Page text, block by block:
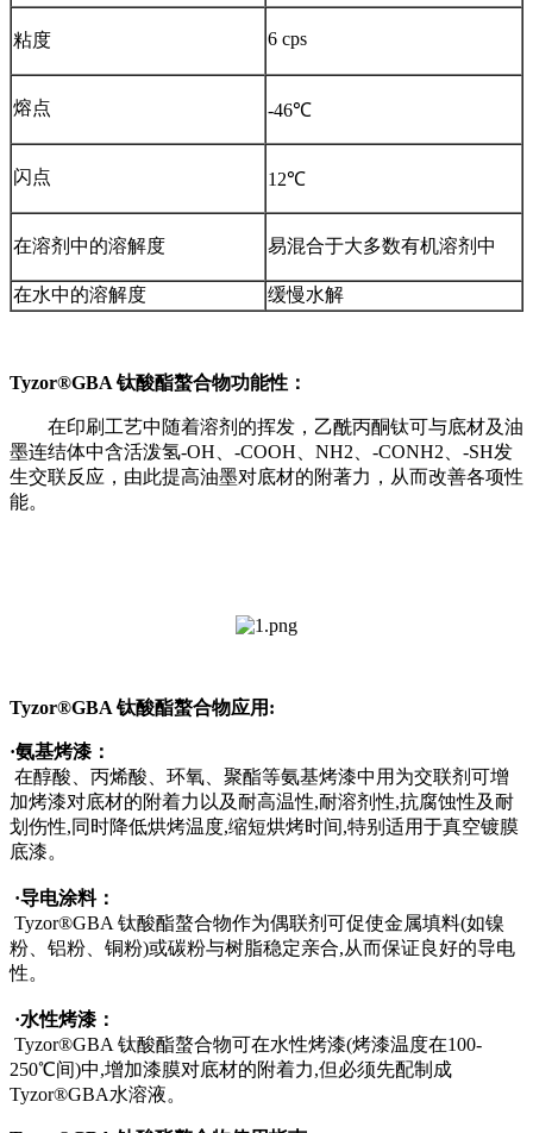
粘度 6 cps
熔点 -46℃
闪点 12℃
在溶剂中的溶解度 易混合于大多数有机溶剂中
在水中的溶解度 缓慢水解
Tyzor®GBA 钛酸酯螯合物功能性：
在印刷工艺中随着溶剂的挥发，乙酰丙酮钛可与底材及油
墨连结体中含活泼氢-OH、-COOH、NH2、-CONH2、-SH发
生交联反应，由此提高油墨对底材的附著力，从而改善各项性
能。
Tyzor®GBA 钛酸酯螯合物应用:
·氨基烤漆：
在醇酸、丙烯酸、环氧、聚酯等氨基烤漆中用为交联剂可增
加烤漆对底材的附着力以及耐高温性,耐溶剂性,抗腐蚀性及耐
划伤性,同时降低烘烤温度,缩短烘烤时间,特别适用于真空镀膜
底漆。
·导电涂料：
Tyzor®GBA 钛酸酯螯合物作为偶联剂可促使金属填料(如镍
粉、铝粉、铜粉)或碳粉与树脂稳定亲合,从而保证良好的导电
性。
·水性烤漆：
Tyzor®GBA 钛酸酯螯合物可在水性烤漆(烤漆温度在100-
250℃间)中,增加漆膜对底材的附着力,但必须先配制成
Tyzor®GBA水溶液。